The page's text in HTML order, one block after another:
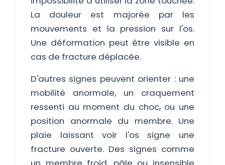
La douleur est majorée par les
mouvements et la pression sur l'os.
Une déformation peut être visible en
cas de fracture déplacée.
D'autres signes peuvent orienter : une
mobilité anormale, un craquement
ressenti au moment du choc, ou une
position anormale du membre. Une
plaie laissant voir l'os signe une
fracture ouverte. Des signes comme